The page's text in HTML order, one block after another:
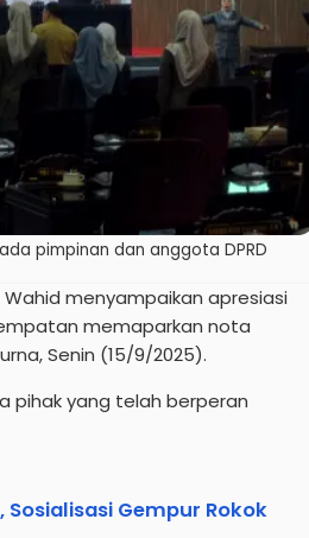
pimpinan dan anggota DPRD
menyampaikan apresiasi
memaparkan nota
Senin (15/9/2025).
pihak yang telah berperan
Sosialisasi Gempur Rokok